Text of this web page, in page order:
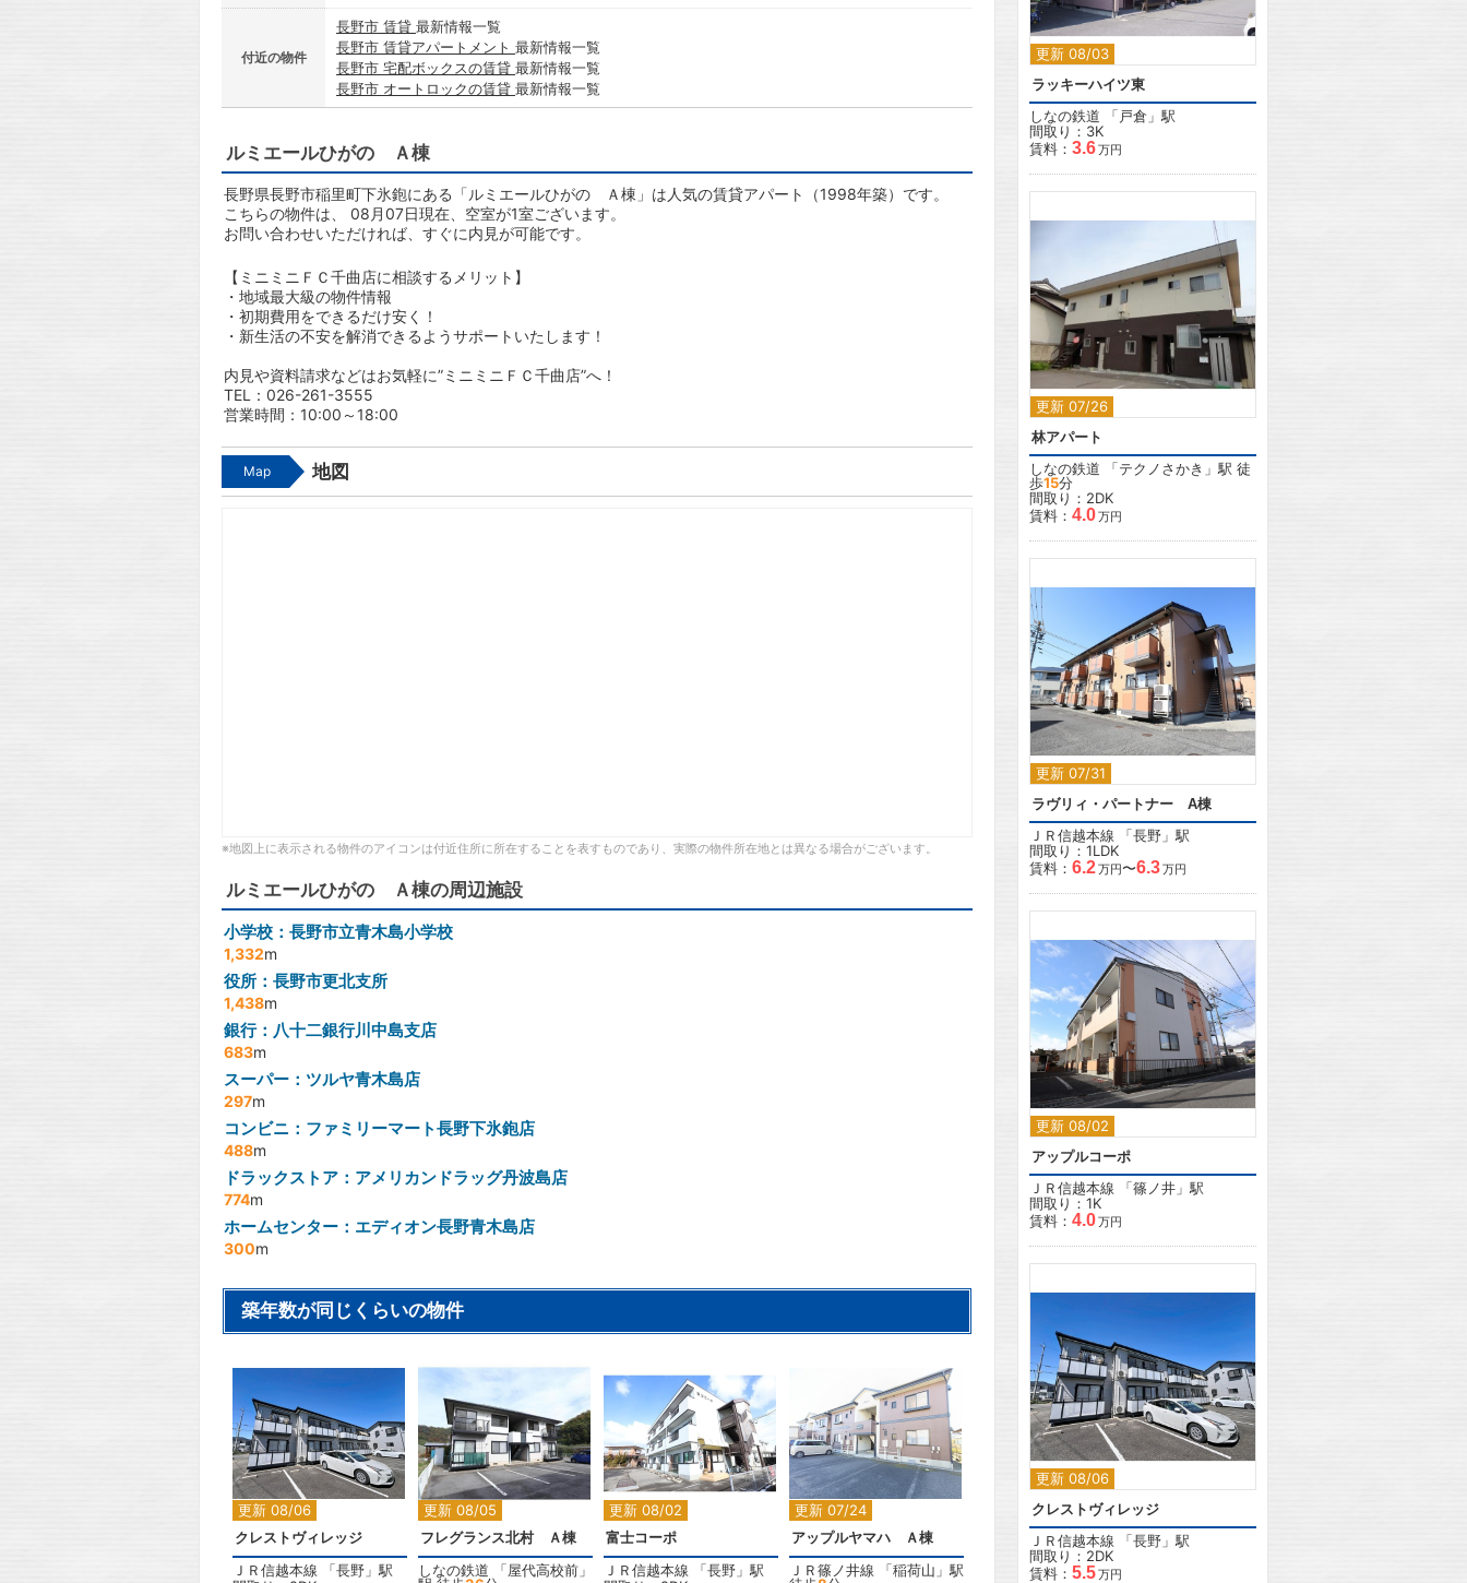
付近の物件
長野市 賃貸 最新情報一覧
長野市 賃貸アパートメント 最新情報一覧
長野市 宅配ボックスの賃貸 最新情報一覧
長野市 オートロックの賃貸 最新情報一覧
ルミエールひがの Ａ棟
長野県長野市稲里町下氷鉋にある「ルミエールひがの Ａ棟」は人気の賃貸アパート（1998年築）です。
こちらの物件は、 08月07日現在、空室が1室ございます。
お問い合わせいただければ、すぐに内見が可能です。
【ミニミニＦＣ千曲店に相談するメリット】
・地域最大級の物件情報
・初期費用をできるだけ安く！
・新生活の不安を解消できるようサポートいたします！
内見や資料請求などはお気軽に”ミニミニＦＣ千曲店”へ！
TEL：026-261-3555
営業時間：10:00～18:00
Map 地図
※地図上に表示される物件のアイコンは付近住所に所在することを表すものであり、実際の物件所在地とは異なる場合がございます。
ルミエールひがの Ａ棟の周辺施設
小学校：長野市立青木島小学校
1,332m
役所：長野市更北支所
1,438m
銀行：八十二銀行川中島支店
683m
スーパー：ツルヤ青木島店
297m
コンビニ：ファミリーマート長野下氷鉋店
488m
ドラックストア：アメリカンドラッグ丹波島店
774m
ホームセンター：エディオン長野青木島店
300m
築年数が同じくらいの物件
更新 08/06
2
クレストヴィレッジ
ＪＲ信越本線 「長野 」駅
更新 08/05
2
フレグランス北村 Ａ棟
しなの鉄道 「屋代高校前 」
更新 08/02
2
富士コーポ
ＪＲ信越本線 「長野 」駅
更新 07/24
2
アップルヤマハ Ａ棟
ＪＲ篠ノ井線 「稲荷山 」駅
更新 08/03
ラッキーハイツ東
しなの鉄道 「戸倉 」駅
間取り：3K
賃料： 3.6万円
更新 07/26
林アパート
しなの鉄道 「テクノさかき 」駅 徒
歩15分
間取り：2DK
賃料： 4.0万円
更新 07/31
2
ラヴリィ・パートナー A棟
ＪＲ信越本線 「長野 」駅
間取り：1LDK
賃料： 6.2万円〜6.3万円
更新 08/02
2
アップルコーポ
ＪＲ信越本線 「篠ノ井 」駅
間取り：1K
賃料： 4.0万円
更新 08/06
2
クレストヴィレッジ
ＪＲ信越本線 「長野 」駅
間取り：2DK
賃料： 5.5万円